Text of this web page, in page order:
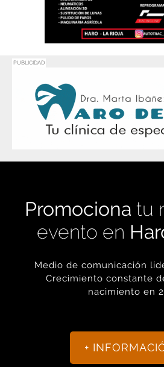
evento en
Medio de comunicación
Crecimiento constante
nacimiento en